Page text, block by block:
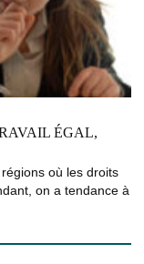
ÉGAL,
régions où les droits
on a tendance à